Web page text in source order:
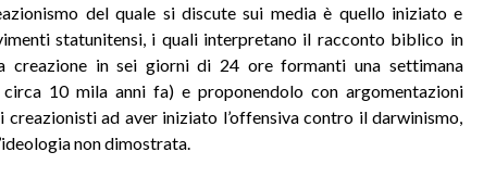
del quale si discute sui media è quello iniziato e
statunitensi, i quali interpretano il racconto biblico in
creazione in sei giorni di 24 ore formanti una settimana
10 mila anni fa) e proponendolo con argomentazioni
creazionisti ad aver iniziato l’offensiva contro il darwinismo,
non dimostrata.